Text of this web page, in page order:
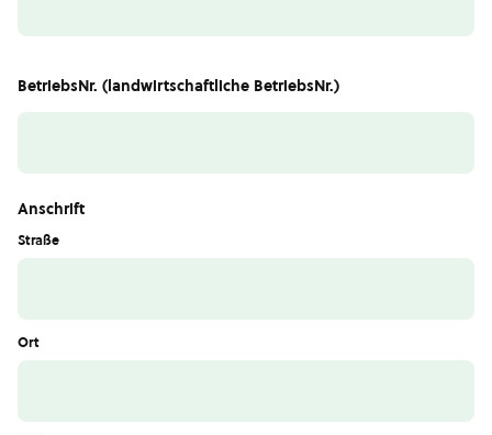
BetriebsNr. (landwirtschaftliche BetriebsNr.)
Anschrift
Straße
Ort